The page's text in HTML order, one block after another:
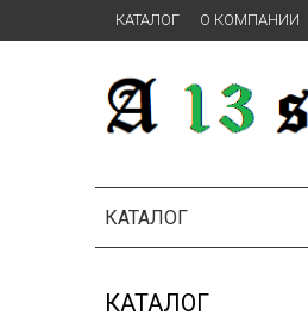
КАТАЛОГ О КОМПАНИИ
КАТАЛОГ
КАТАЛОГ